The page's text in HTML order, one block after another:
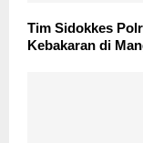
Tim Sidokkes
Kebakaran di